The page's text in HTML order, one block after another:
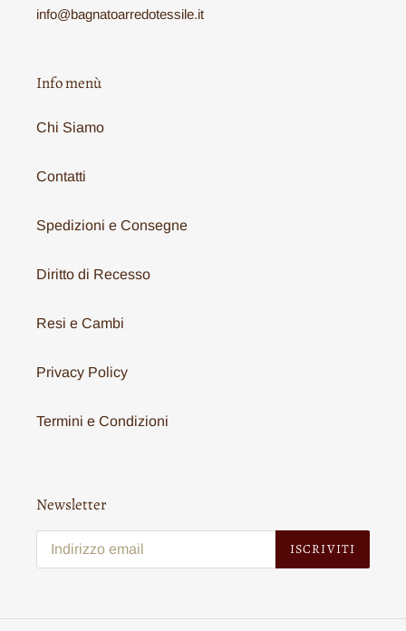
info@bagnatoarredotessile.it
Info menù
Chi Siamo
Contatti
Spedizioni e Consegne
Diritto di Recesso
Resi e Cambi
Privacy Policy
Termini e Condizioni
Newsletter
ISCRIVITI